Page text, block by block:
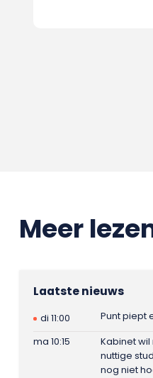
Meer
Laatste nieuws
di 11:00
Punt piept
ma 10:15
Kabinet
nuttige
nog niet